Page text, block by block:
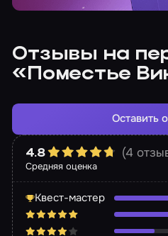
Отзывы на
«Поместье
Средняя оценка
4.8 (4
Квест-мастер
Оставить